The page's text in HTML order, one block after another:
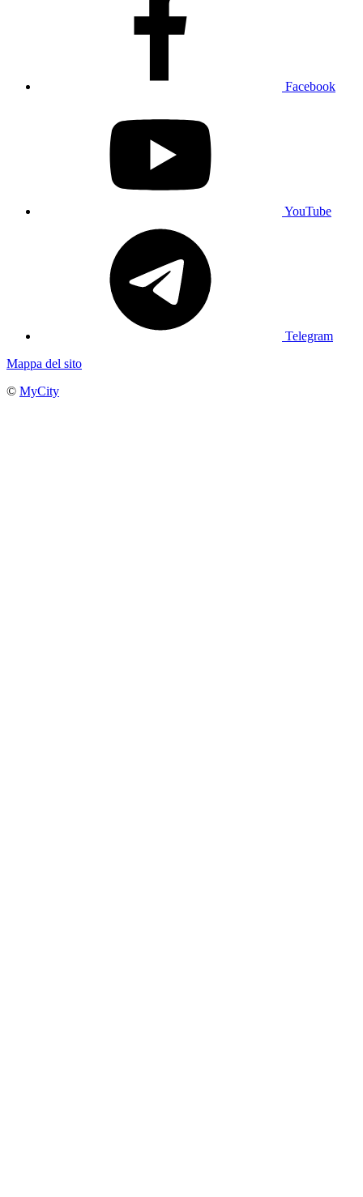
Facebook
YouTube
Telegram
Mappa del sito
© MyCity